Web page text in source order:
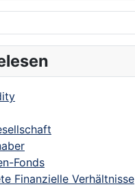
Fonds
Finanzielle Verhältnisse